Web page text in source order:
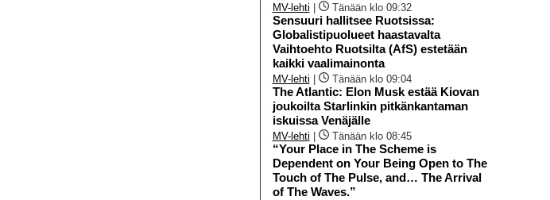
MV-lehti Tänään klo 09:32
Sensuuri hallitsee Ruotsissa:
Globalistipuolueet haastavalta
Vaihtoehto Ruotsilta (AfS) estetään
kaikki vaalimainonta
MV-lehti Tänään klo 09:04
The Atlantic: Elon Musk estää Kiovan
joukoilta Starlinkin pitkänkantaman
iskuissa Venäjälle
MV-lehti Tänään klo 08:45
“Your Place in The Scheme is
Dependent on Your Being Open to The
Touch of The Pulse, and… The Arrival
of The Waves.”